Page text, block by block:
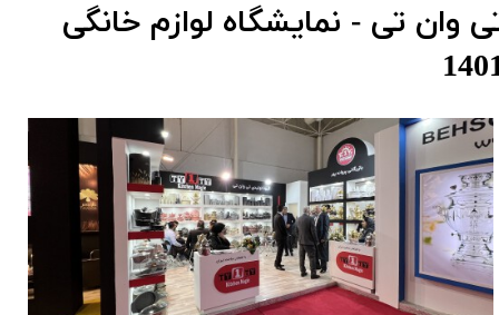
وان تی - نمایشگاه لوازم خانگی